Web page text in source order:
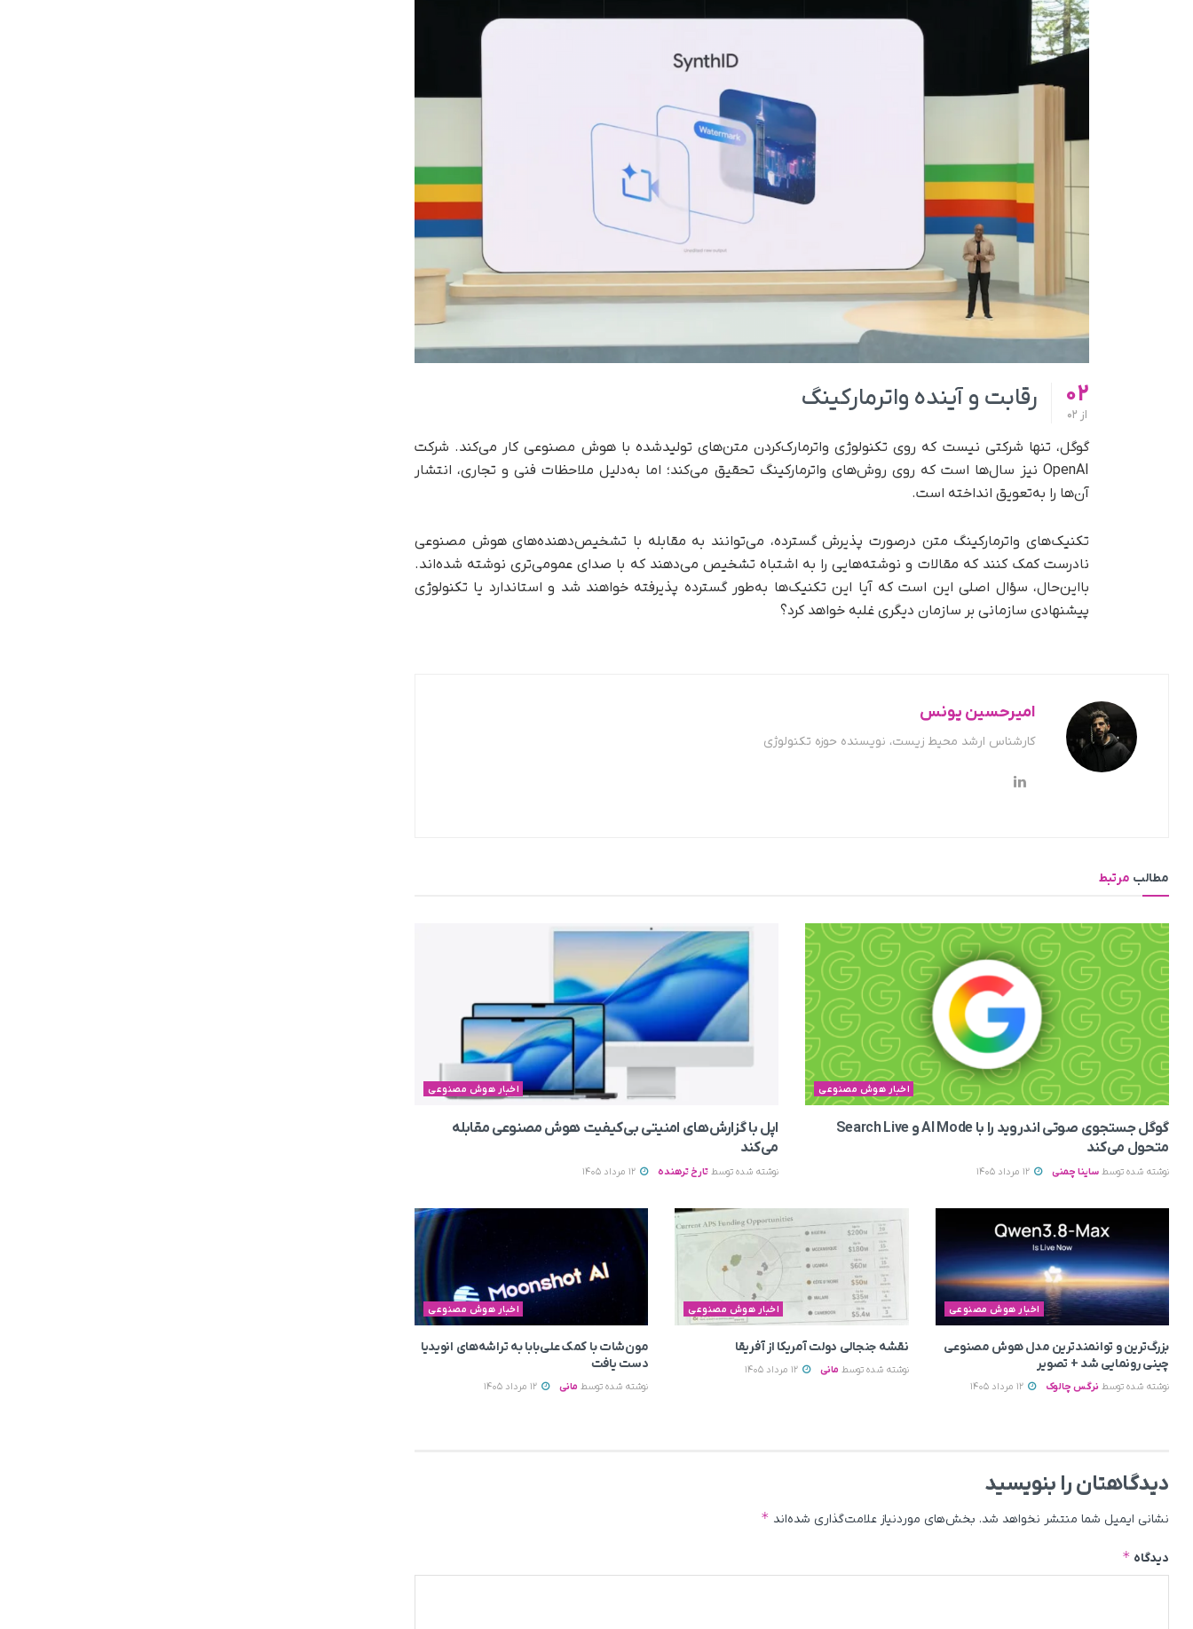
02
از
رقابت و آینده واترمارکینگ
گوگل، تنها شرکتی نیست که روی تکنولوژی واترمارک‌کردن متن‌های تولید‌شده با هوش مصنوعی کار می‌کند. شرکت
OpenAI نیز سال‌ها است که روی روش‌های واترمارکینگ تحقیق می‌کند؛ اما به‌دلیل ملاحظات فنی و تجاری، انتشار
آن‌ها را به‌تعویق انداخته است.
تکنیک‌های واترمارکینگ متن در‌صورت پذیرش گسترده، می‌توانند به مقابله با تشخیص‌دهنده‌های هوش مصنوعی
نادرست کمک کنند که مقالات و نوشته‌هایی را به اشتباه تشخیص می‌دهند که با صدای عمومی‌تری نوشته شده‌اند.
با‌این‌حال، سؤال اصلی این است که آیا این تکنیک‌ها به‌طور گسترده پذیرفته خواهند شد و استاندارد یا تکنولوژی
پیشنهادی سازمانی بر سازمان دیگری غلبه خواهد کرد؟
امیرحسین یونس
کارشناس ارشد محیط زیست، نویسنده حوزه تکنولوژی
مطالب مرتبط
اخبار هوش مصنوعی
گوگل جستجوی صوتی اندروید را با AI Mode و Search Live
متحول می‌کند
نوشته شده توسط ساینا چمنی
اخبار هوش مصنوعی
اپل با گزارش‌های امنیتی بی‌کیفیت هوش مصنوعی مقابله
می‌کند
نوشته شده توسط تارخ ترهنده
اخبار هوش مصنوعی
بزرگ‌ترین و توانمندترین مدل هوش مصنوعی
چینی رونمایی شد + تصویر
نوشته شده توسط نرگس چالوک
اخبار هوش مصنوعی
نقشه جنجالی دولت آمریکا از آفریقا
نوشته شده توسط مانی 12 مرداد 1405
اخبار هوش مصنوعی
مون‌شات با کمک علی‌بابا به تراشه‌های انویدیا
دست یافت
نوشته شده توسط مانی
دیدگاهتان را بنویسید
نشانی ایمیل شما منتشر نخواهد شد. بخش‌های موردنیاز علامت‌گذاری شده‌اند *
دیدگاه *